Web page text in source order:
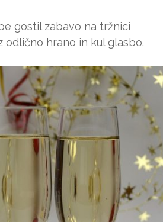
gostil zabavo na tržnici
hrano in kul glasbo.